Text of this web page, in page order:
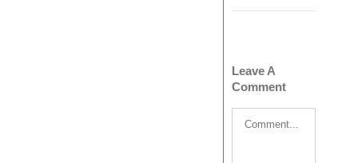
Leave A
Comment